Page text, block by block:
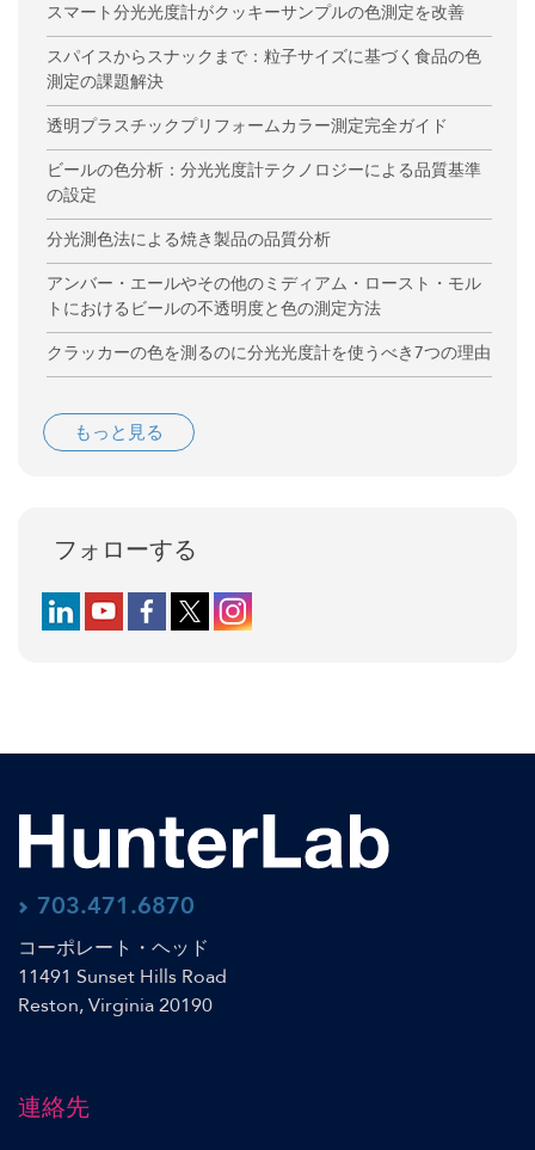
スマート分光光度計がクッキーサンプルの色測定を改善
スパイスからスナックまで：粒子サイズに基づく食品の色
測定の課題解決
透明プラスチックプリフォームカラー測定完全ガイド
ビールの色分析：分光光度計テクノロジーによる品質基準
の設定
分光測色法による焼き製品の品質分析
アンバー・エールやその他のミディアム・ロースト・モル
トにおけるビールの不透明度と色の測定方法
クラッカーの色を測るのに分光光度計を使うべき7つの理由
もっと見る
フォローする
Follow us on LinkedIn
Follow us on YouTube
Follow us on Facebook
Follow us on X (formerly Twitter)
Follow us on Instagram
703.471.6870
コーポレート・ヘッド
11491 Sunset Hills Road
Reston, Virginia 20190
連絡先